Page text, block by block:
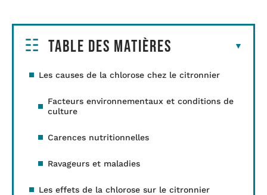
Table des matières
Les causes de la chlorose chez le citronnier
Facteurs environnementaux et conditions de
culture
Carences nutritionnelles
Ravageurs et maladies
Les effets de la chlorose sur le citronnier